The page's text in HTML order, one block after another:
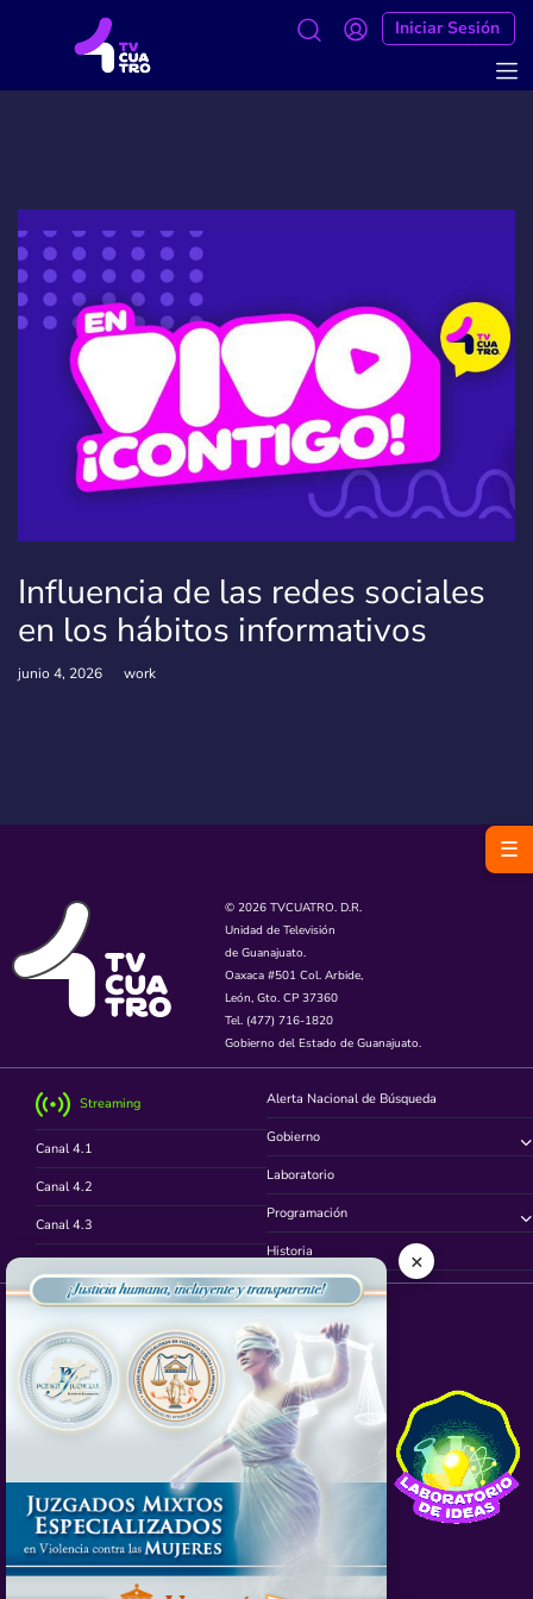
Iniciar Sesión
Influencia de las redes sociales
en los hábitos informativos
junio 4, 2026 work
© 2026 TVCUATRO. D.R.
Unidad de Televisión
de Guanajuato.
Oaxaca #501 Col. Arbide,
León, Gto. CP 37360
Tel. (477) 716-1820
Gobierno del Estado de Guanajuato.
Streaming
Canal 4.1
Canal 4.2
Canal 4.3
Canal 4.4
Alerta Nacional de Búsqueda
Gobierno
Laboratorio
Programación
Historia
Síguenos en
App TVCUATRO
☰
×